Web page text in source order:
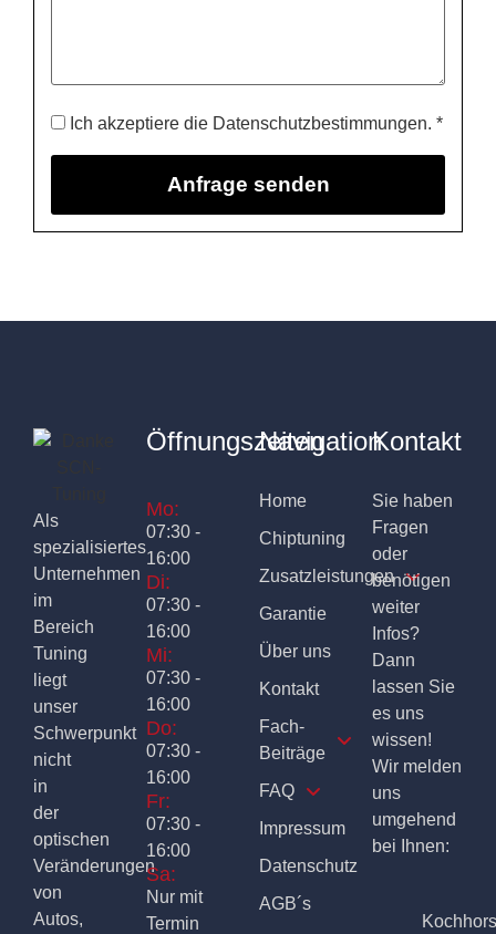
Ich akzeptiere die Datenschutzbestimmungen. *
Als
spezialisiertes
Unternehmen
im
Bereich
Tuning
liegt
unser
Schwerpunkt
nicht
in
der
optischen
Veränderungen
von
Autos,
Öffnungszeiten
Mo:
07:30 -
16:00
Di:
07:30 -
16:00
Mi:
07:30 -
16:00
Do:
07:30 -
16:00
Fr:
07:30 -
16:00
Sa:
Nur mit
Termin
Navigation
Home
Chiptuning
Zusatzleistungen
Garantie
Über uns
Kontakt
Fach-
Beiträge
FAQ
Impressum
Datenschutz
AGB´s
Kontakt
Sie haben
Fragen
oder
benötigen
weiter
Infos?
Dann
lassen Sie
es uns
wissen!
Wir melden
uns
umgehend
bei Ihnen: